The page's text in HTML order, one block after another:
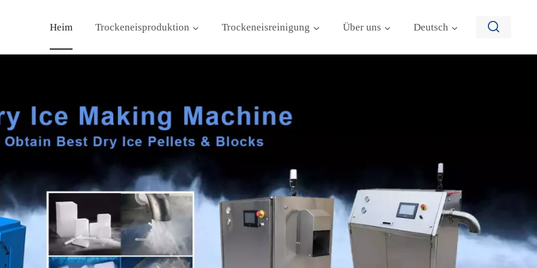
Heim Trockeneisproduktion Trockeneisreinigung Über uns Deutsch